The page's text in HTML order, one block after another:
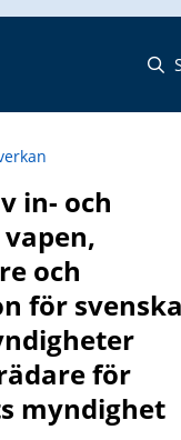
in- och
och
för svenska
för
myndighet